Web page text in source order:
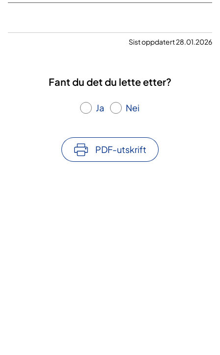
Sist oppdatert 28.01.2026
Fant du det du lette etter?
Ja Nei
PDF-utskrift